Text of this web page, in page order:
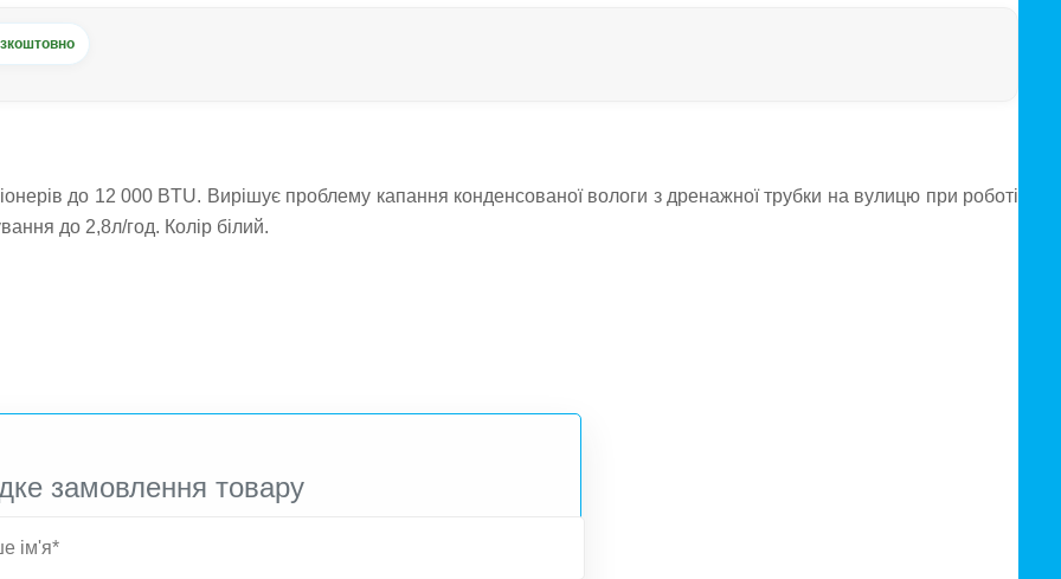
до 12 000 BTU. Вирішує проблему капання конденсованої вологи з дренажної трубки на вулицю при роботі
до 2,8л/год. Колір білий.
замовлення товару